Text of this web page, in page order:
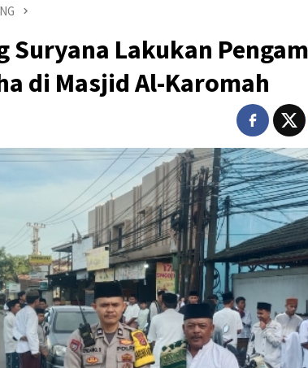
Suryana Lakukan
di Masjid Al-Karomah